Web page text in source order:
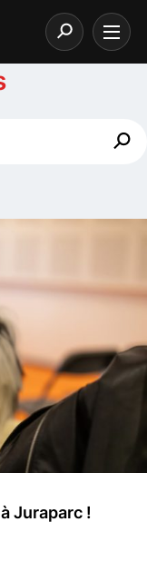
Juraparc !